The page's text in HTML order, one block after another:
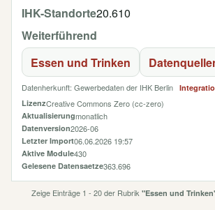
IHK-Standorte20.610
Weiterführend
Essen und Trinken
Datenherkunft: Gewerbedaten der IHK Berlin
LizenzCreative Commons Zero (cc-zero)
Aktualisierungmonatlich
Datenversion2026-06
Letzter Import06.06.2026 19:57
Aktive Module430
Gelesene Datensaetze363.696
Zeige Einträge 1 - 20 der Rubrik "Essen und